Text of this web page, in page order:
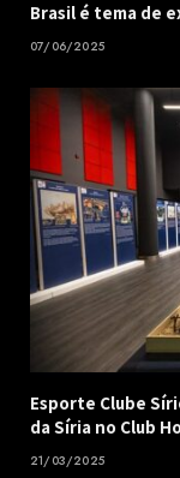
Brasil é tema de
07/06/2025
Esporte Clube
da Síria no Club
21/03/2025